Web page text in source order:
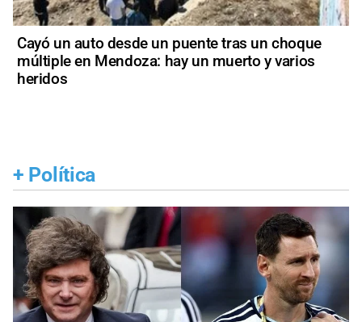
Cayó un auto desde un puente tras un choque
múltiple en Mendoza: hay un muerto y varios
heridos
+ Política